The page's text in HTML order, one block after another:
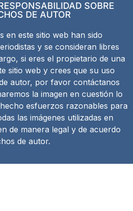
SOBRE
DE AUTOR
en este sitio web han sido
y se consideran libres
si eres el propietario de una
sitio web y crees que su uso
autor, por favor contáctanos
la imagen en cuestión lo
esfuerzos razonables para
las imágenes utilizadas en
de manera legal y de acuerdo
de autor.